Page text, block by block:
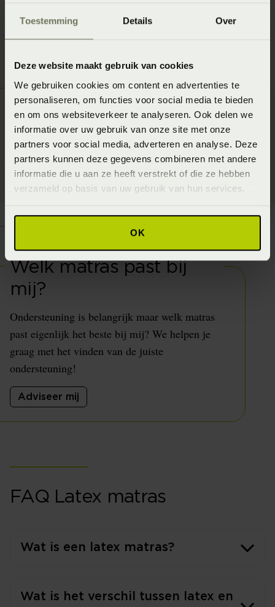
Toestemming Details Over
Deze website maakt gebruik van cookies
We gebruiken cookies om content en advertenties te
personaliseren, om functies voor social media te bieden
en om ons websiteverkeer te analyseren. Ook delen we
informatie over uw gebruik van onze site met onze
partners voor social media, adverteren en analyse. Deze
partners kunnen deze gegevens combineren met andere
informatie die u aan ze heeft verstrekt of die ze hebben
verzameld op basis van uw gebruik van hun services.
OK
Welk matras past bij
mij?
Ondersteuning is belangrijk maar welk matras
past eigenlijk het beste bij mij? We helpen je
graag met het vinden van de juiste
ondersteuning!
Adviseer mij
FAQ Latex matras
Wat is een latex matras?
Wat is het verschil tussen latex en